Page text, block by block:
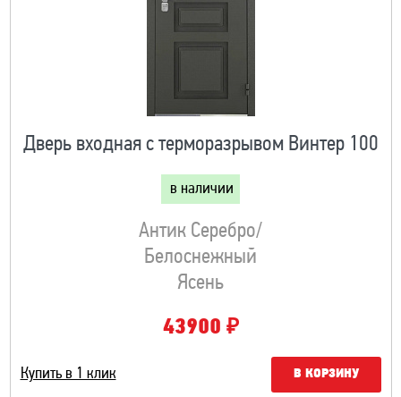
Дверь входная с терморазрывом Винтер 100
в наличии
Антик Серебро/
Белоснежный
Ясень
43900 ₽
Купить в 1 клик В КОРЗИНУ